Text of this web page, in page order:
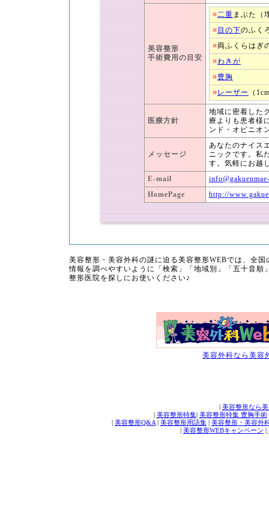
美容整形
手術費用の目安
■二重 まぶた（
■ 目の下のふく
■両ふくらはぎ
■わきが
■豊胸
■レーザー （
医療方針
地域に密着した
療よりも患者様
ンド・オピニオ
メッセージ
あなたのナイス
ニックです。私
す。気軽にお越
E-mail
HomePage
http://
美容整形・美容外科の謎に迫る美容整形WEBでは、全
情報を調べやすいように「検索」「地域別」「五十音
整形医院を探しにお使いください♪
美容外科なら美容
| 美容整形なら
| 美容整形特集| 美容整形特集 豊胸手術
| 美容整形Q&A | 美容整形用語集 | 美容整形・美容外
| 美容整形WEBキャンペーン |